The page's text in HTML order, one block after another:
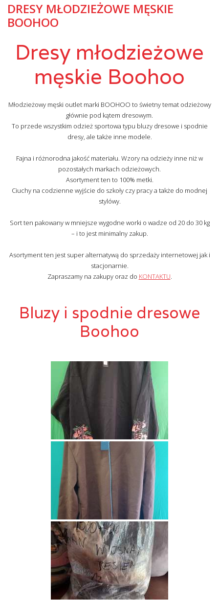
DRESY MŁODZIEŻOWE MĘSKIE
BOOHOO
Dresy młodzieżowe
męskie Boohoo
Młodzieżowy męski outlet marki BOOHOO to świetny temat odzieżowy
głównie pod kątem dresowym.
To przede wszystkim odzież sportowa typu bluzy dresowe i spodnie
dresy, ale także inne modele.
Fajna i różnorodna jakość materiału. Wzory na odzieży inne niż w
pozostałych markach odzieżowych.
Asortyment ten to 100% metki.
Ciuchy na codzienne wyjście do szkoły czy pracy a także do modnej
stylówy.
Sort ten pakowany w mniejsze wygodne worki o wadze od 20 do 30 kg
– i to jest minimalny zakup.
Asortyment ten jest super alternatywą do sprzedaży internetowej jak i
stacjonarnie.
Zapraszamy na zakupy oraz do KONTAKTU.
Bluzy i spodnie dresowe
Boohoo